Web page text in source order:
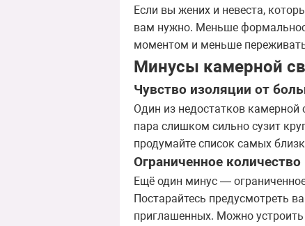
Если вы жених и невеста,
вам нужно. Меньше
моментом и меньше
Минусы камерной
Чувство изоляции от
Один из недостатков
пара слишком сильно сузит
продумайте список самых
Ограниченное количество
Ещё один минус —
Постарайтесь предусмотреть
приглашенных. Можно